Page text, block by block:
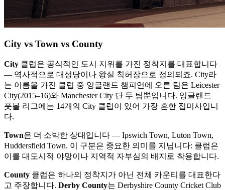
City vs Town vs County
City 클럽은 공식적인 도시 지위를 가진 정착지를 대표합니다
— 역사적으로 대성당이나 왕실 칙허장으로 정의되죠. City라
는 이름을 가진 클럽 중 잉글랜드 챔피언에 오른 팀은 Leicester
City(2015–16)와 Manchester City 단 두 팀뿐입니다. 잉글랜드
풋볼 리그에는 14개의 City 클럽이 있어 가장 흔한 접미사입니
다.
Town은 더 소박한 상대입니다 — Ipswich Town, Luton Town,
Huddersfield Town. 이 구분은 중요한 의미를 지닙니다: 클럽은
이를 대도시적 야망이나 지역적 자부심의 배지로 착용합니다.
County 클럽은 하나의 정착지가 아닌 전체 카운티를 대표한다
고 주장합니다. Derby County는 Derbyshire County Cricket Club